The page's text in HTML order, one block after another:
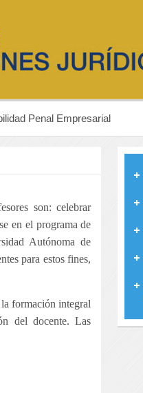
Penal Empresarial
son: celebrar
en el programa de
Autónoma de
para estos fines,
formación integral
del docente. Las